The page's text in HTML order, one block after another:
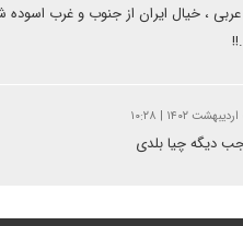
، خیال ایران از جنوب و غرب اسوده
دیگه چیا بلدی